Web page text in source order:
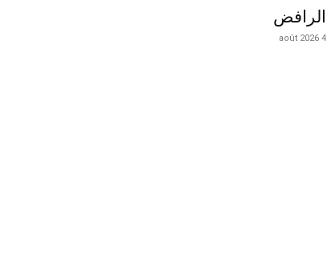
الرافض
4 août 2026